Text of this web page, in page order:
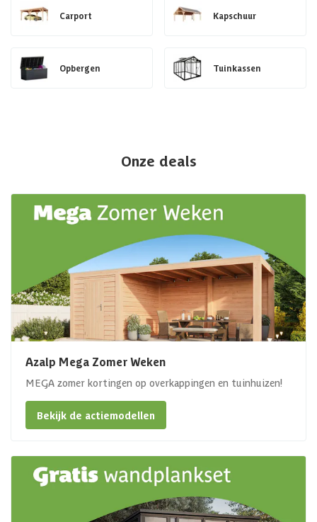
Carport Kapschuur
Opbergen Tuinkassen
Onze deals
Azalp Mega Zomer Weken
MEGA zomer kortingen op overkappingen en tuinhuizen!
Bekijk de actiemodellen